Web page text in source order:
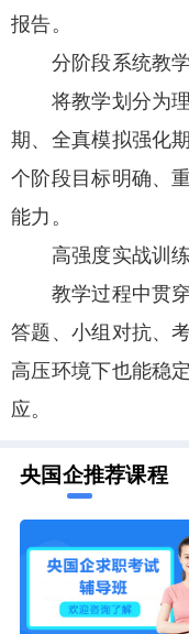
报告。
分阶段系统教学
将教学划分为理
期、全真模拟强化
个阶段目标明确、
能力。
高强度实战训练
教学过程中贯穿
答题、小组对抗、
高压环境下也能稳
应。
央国企推荐课程